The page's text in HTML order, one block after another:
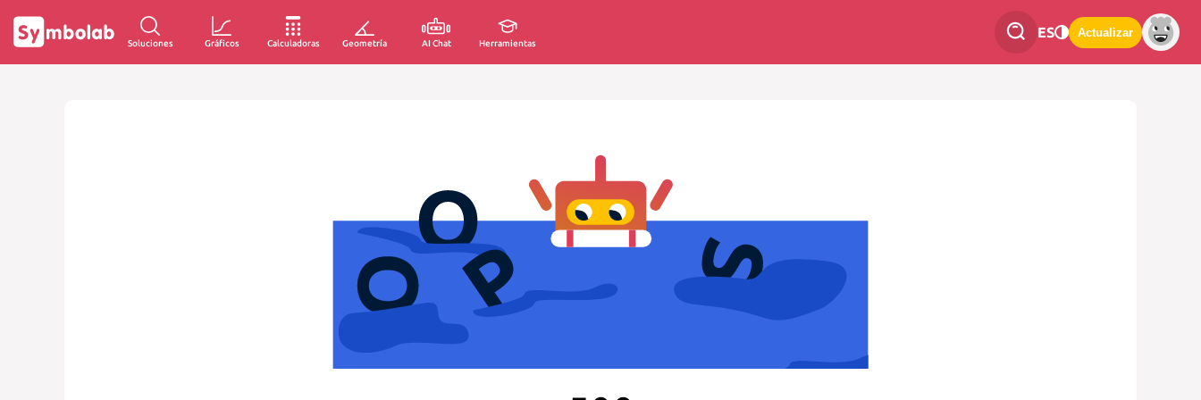
Soluciones Gráficos Calculadoras Geometría AI Chat Herramientas
ES Actualizar